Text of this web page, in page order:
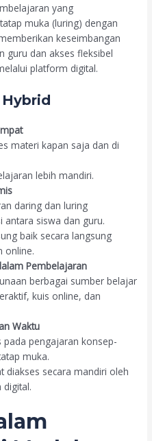
yang
muka (luring) dengan
keseimbangan
guru dan akses fleksibel
platform digital.
materi kapan saja dan di
lebih mandiri.
daring dan luring
antara siswa dan guru.
baik secara langsung
online.
Pembelajaran
berbagai sumber belajar
kuis online, dan
Waktu
pada pengajaran konsep-
muka.
diakses secara mandiri oleh